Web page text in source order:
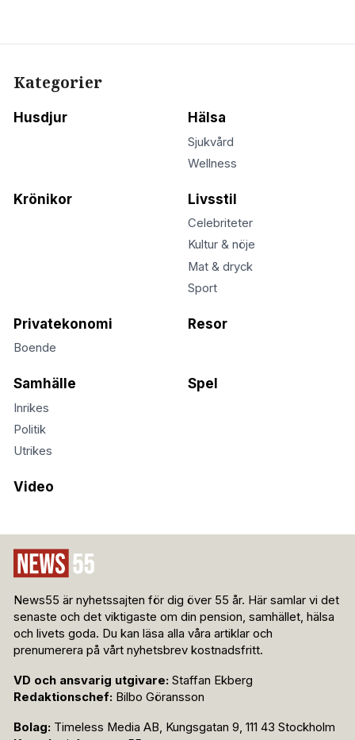
Kategorier
Husdjur Hälsa
Sjukvård
Wellness
Krönikor Livsstil
Celebriteter
Kultur & nöje
Mat & dryck
Sport
Privatekonomi
Boende
Resor
Samhälle
Inrikes
Politik
Utrikes
Spel
Video
News55 är nyhetssajten för dig över 55 år. Här samlar vi det
senaste och det viktigaste om din pension, samhället, hälsa
och livets goda. Du kan läsa alla våra artiklar och
prenumerera på vårt nyhetsbrev kostnadsfritt.
VD och ansvarig utgivare: Staffan Ekberg
Redaktionschef: Bilbo Göransson
Bolag: Timeless Media AB, Kungsgatan 9, 111 43 Stockholm